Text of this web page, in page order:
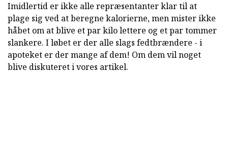
Imidlertid er ikke alle repræsentanter klar til at
plage sig ved at beregne kalorierne, men mister ikke
håbet om at blive et par kilo lettere og et par tommer
slankere. I løbet er der alle slags fedtbrændere - i
apoteket er der mange af dem! Om dem vil noget
blive diskuteret i vores artikel.